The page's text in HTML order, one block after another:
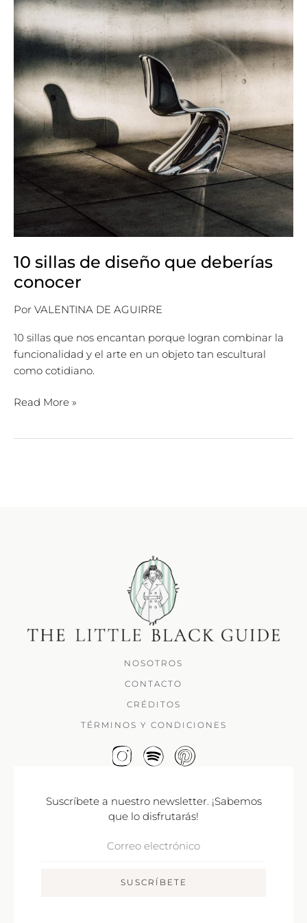
10 sillas de diseño que deberías
conocer
Por VALENTINA DE AGUIRRE
10 sillas que nos encantan porque logran combinar la
funcionalidad y el arte en un objeto tan escultural
como cotidiano.
Read More »
NOSOTROS
CONTACTO
CRÉDITOS
TÉRMINOS Y CONDICIONES
Suscríbete a nuestro newsletter. ¡Sabemos
que lo disfrutarás!
SUSCRÍBETE